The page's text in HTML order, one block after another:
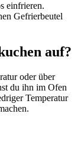
einfrieren.
Gefrierbeutel
auf?
oder über
du ihn im Ofen
Temperatur